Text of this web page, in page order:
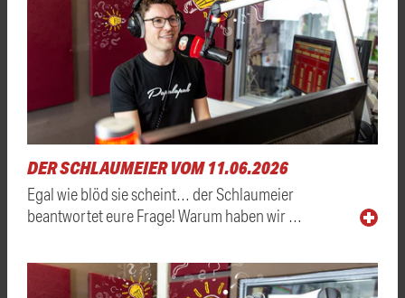
DER SCHLAUMEIER VOM 11.06.2026
Egal wie blöd sie scheint… der Schlaumeier
beantwortet eure Frage! Warum haben wir …